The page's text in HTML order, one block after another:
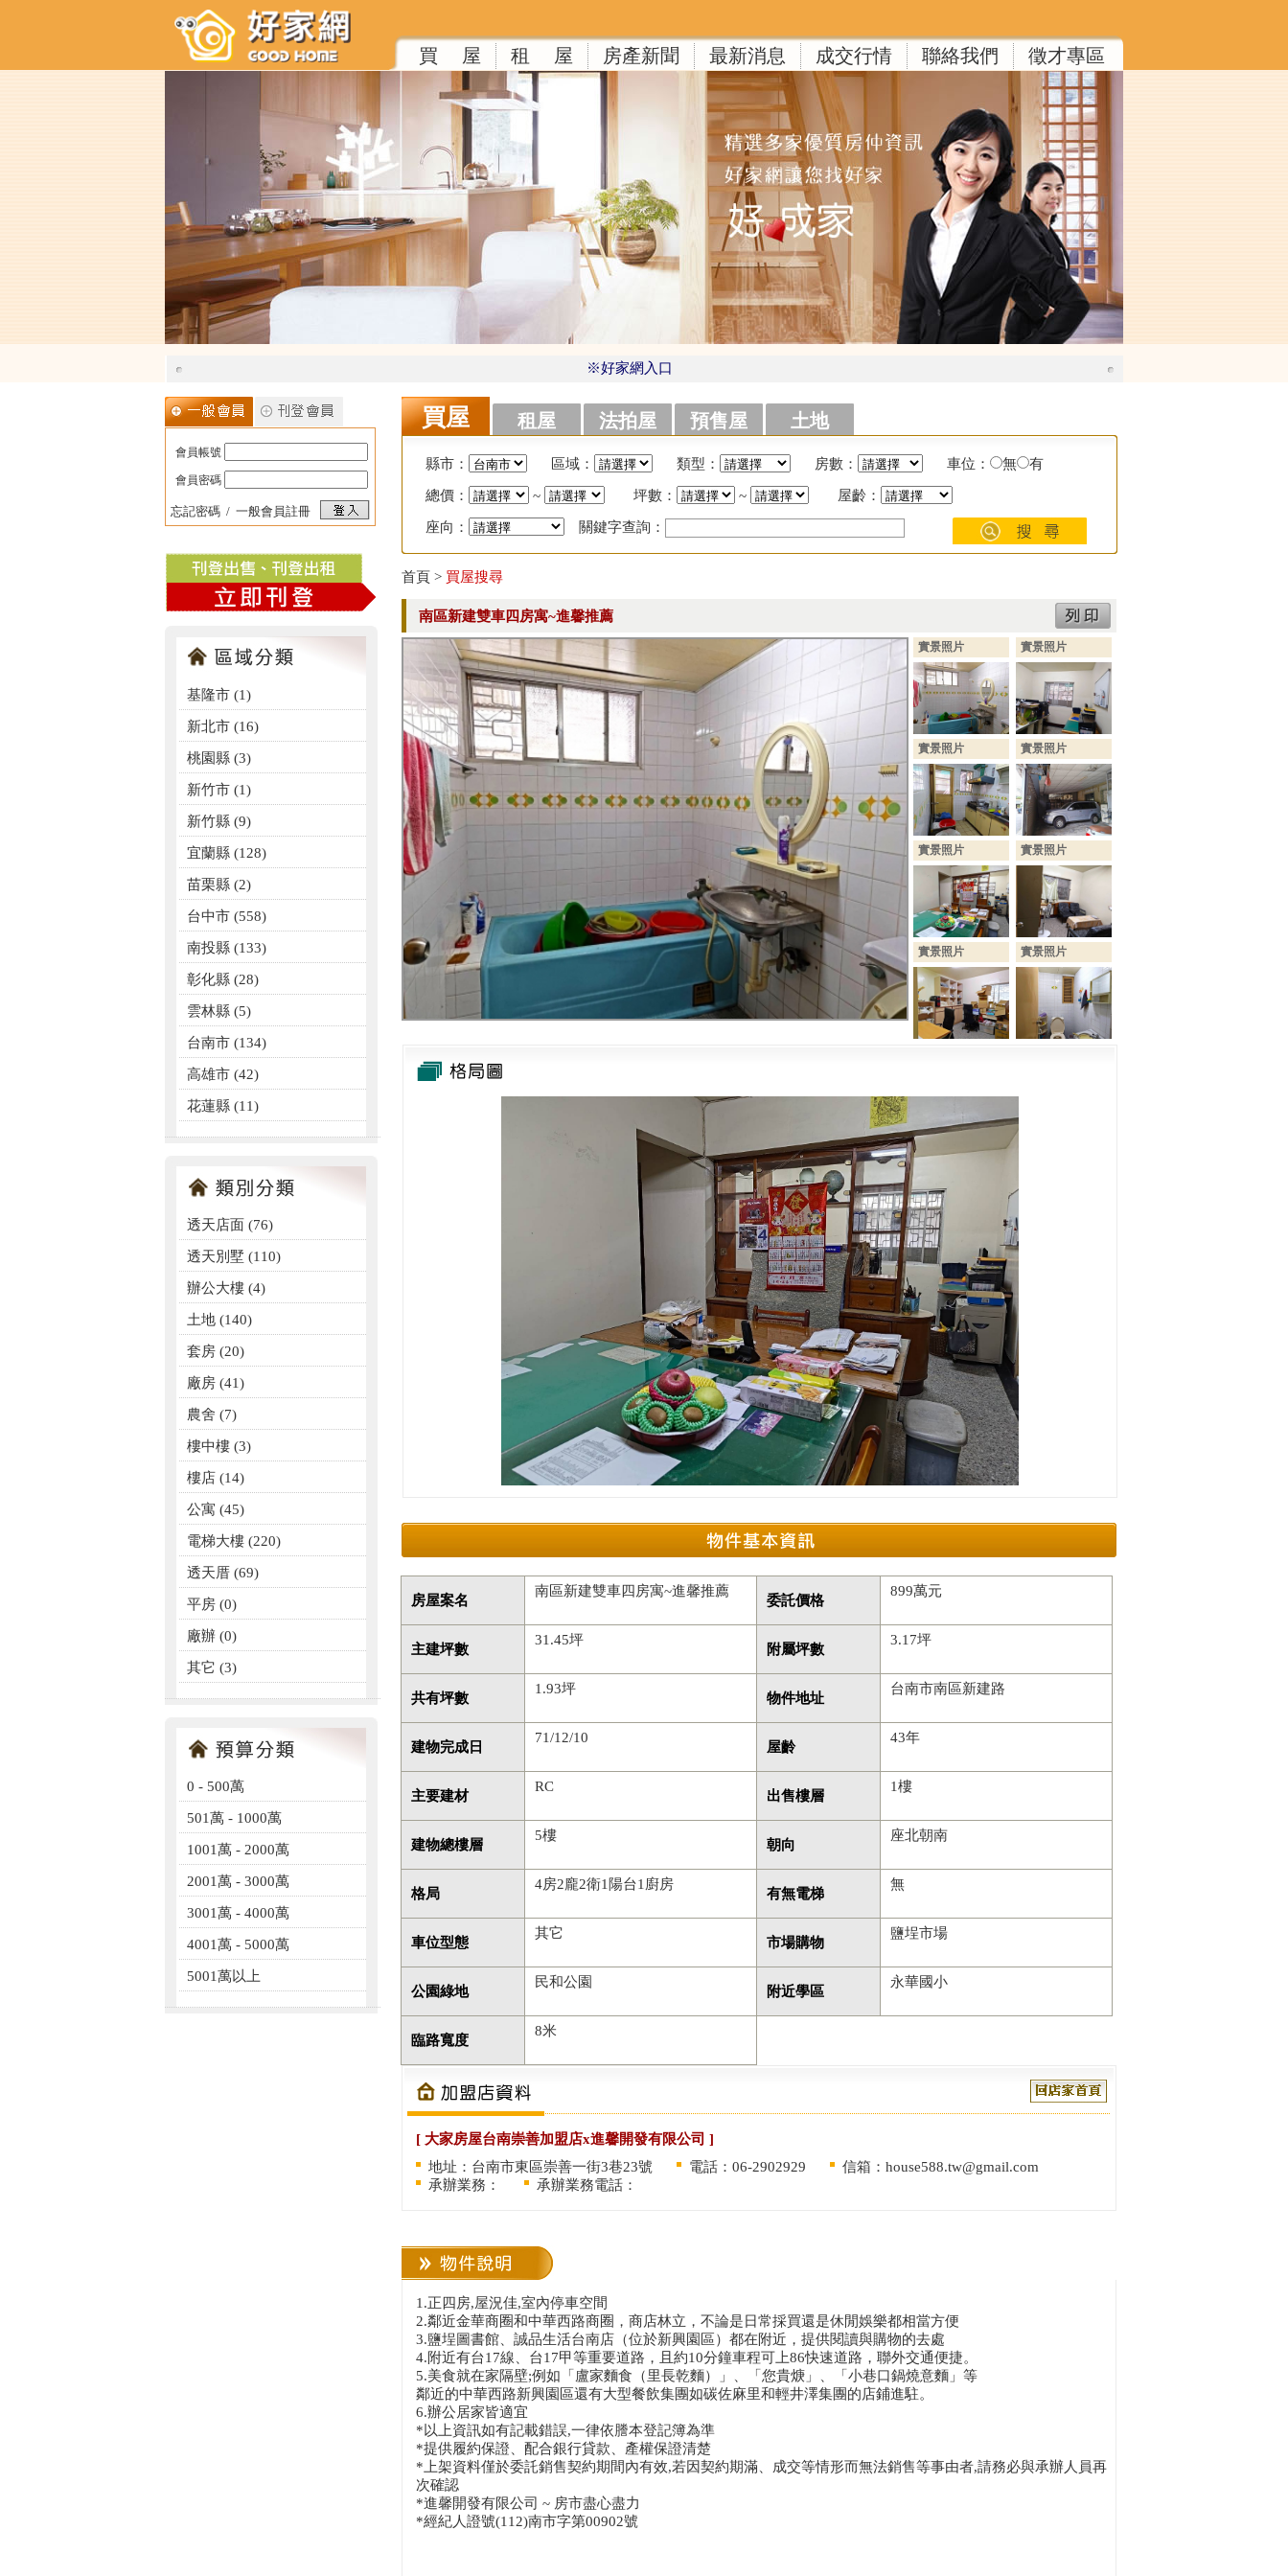
買 屋 租 屋 房產新聞 最新消息 成交行情 聯絡我們 徵才專區
※好家網入口
會員帳號
會員密碼
忘記密碼 / 一般會員註冊
基隆市 (1)
新北市 (16)
桃園縣 (3)
新竹市 (1)
新竹縣 (9)
宜蘭縣 (128)
苗栗縣 (2)
台中市 (558)
南投縣 (133)
彰化縣 (28)
雲林縣 (5)
台南市 (134)
高雄市 (42)
花蓮縣 (11)
透天店面 (76)
透天別墅 (110)
辦公大樓 (4)
土地 (140)
套房 (20)
廠房 (41)
農舍 (7)
樓中樓 (3)
樓店 (14)
公寓 (45)
電梯大樓 (220)
透天厝 (69)
平房 (0)
廠辦 (0)
其它 (3)
0 - 500萬
501萬 - 1000萬
1001萬 - 2000萬
2001萬 - 3000萬
3001萬 - 4000萬
4001萬 - 5000萬
5001萬以上
買屋 租屋 法拍屋 預售屋 土地
縣市： 區域： 類型： 房數： 車位： 無 有
總價： ~ 坪數： ~ 屋齡：
座向： 關鍵字查詢：
首頁 > 買屋搜尋
南區新建雙車四房寓~進馨推薦
實景照片 實景照片
實景照片 實景照片
實景照片 實景照片
實景照片 實景照片
房屋案名
南區新建雙車四房寓~進馨推薦
委託價格
899萬元
主建坪數
31.45坪
附屬坪數
3.17坪
共有坪數
1.93坪
物件地址
台南市南區新建路
建物完成日
71/12/10
屋齡
43年
主要建材
RC
出售樓層
1樓
建物總樓層
5樓
朝向
座北朝南
格局
4房2龐2衛1陽台1廚房
有無電梯
無
車位型態
其它
市場購物
鹽埕市場
公園綠地
民和公園
附近學區
永華國小
臨路寬度
8米
[ 大家房屋台南崇善加盟店x進馨開發有限公司 ]
地址：台南市東區崇善一街3巷23號
電話：06-2902929 信箱： house588.tw@gmail.com
承辦業務：
承辦業務電話：
1.正四房,屋況佳,室內停車空間
2.鄰近金華商圈和中華西路商圈，商店林立，不論是日常採買還是休閒娛樂都相當方便
3.鹽埕圖書館、誠品生活台南店（位於新興園區）都在附近，提供閱讀與購物的去處
4.附近有台17線、台17甲等重要道路，且約10分鐘車程可上86快速道路，聯外交通便捷。
5.美食就在家隔壁;例如「盧家麵食（里長乾麵）」、「您貴焿」、「小巷口鍋燒意麵」等
鄰近的中華西路新興園區還有大型餐飲集團如碳佐麻里和輕井澤集團的店鋪進駐。
6.辦公居家皆適宜
*以上資訊如有記載錯誤,一律依謄本登記簿為準
*提供履約保證、配合銀行貸款、產權保證清楚
*上架資料僅於委託銷售契約期間內有效,若因契約期滿、成交等情形而無法銷售等事由者,請務必與承辦人員再
次確認
*進馨開發有限公司 ~ 房市盡心盡力
*經紀人證號(112)南市字第00902號